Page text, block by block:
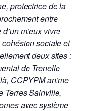
protectrice de la
entre
mieux vivre
sociale et
deux sites :
de Trenelle
CCPYPM anime
Terres Sainville,
avec système